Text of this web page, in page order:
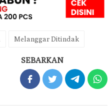
Melanggar Ditindak
SEBARKAN